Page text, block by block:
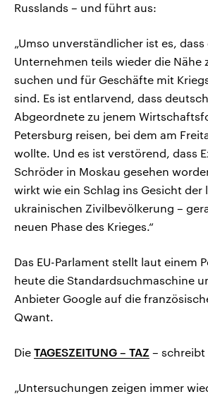
Russlands – und führt aus:
„Umso unverständlicher ist es,
Unternehmen teils wieder die Nähe
suchen und für Geschäfte mit
sind. Es ist entlarvend, dass
Abgeordnete zu jenem
Petersburg reisen, bei dem am
wollte. Und es ist verstörend, dass
Schröder in Moskau gesehen
wirkt wie ein Schlag ins Gesicht der
ukrainischen Zivilbevölkerung –
neuen Phase des Krieges.“
Das EU-Parlament stellt laut einem
heute die Standardsuchmaschine
Anbieter Google auf die
Qwant.
Die TAGESZEITUNG – TAZ – schreibt
„Untersuchungen zeigen immer